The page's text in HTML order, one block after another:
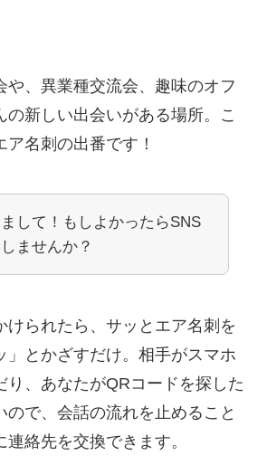
や、異業種交流会、趣味のオフ
の新しい出会いがある場所。こ
ア名刺の出番です！
して！もしよかったらSNS
ませんか？
けられたら、サッとエア名刺を
」とかざすだけ。相手がスマホ
り、あなたがQRコードを探した
ので、会話の流れを止めること
絡先を交換できます。